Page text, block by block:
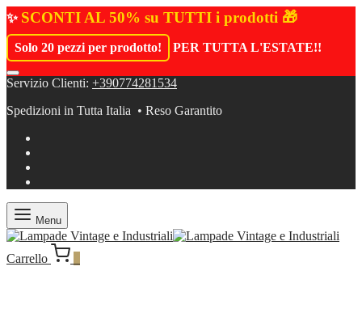
✨ SCONTI AL 50% su TUTTI i prodotti 🎁
Solo 20 pezzi per prodotto! PER TUTTA L'ESTATE!!
Servizio Clienti: +390774281534
Spedizioni in Tutta Italia • Reso Garantito
Menu
Carrello